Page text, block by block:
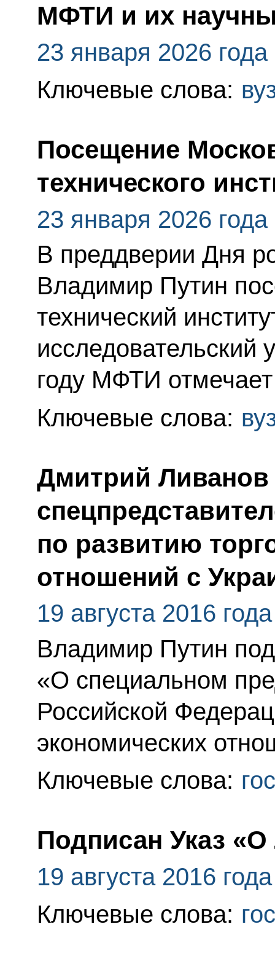
МФТИ и их
23 января 2026 года
Ключевые слова:
Посещение
технического
23 января 2026 года
В преддверии Дня
Владимир Путин
технический
исследовательский
году МФТИ
Ключевые слова:
Дмитрий Ливанов
по развитию
отношений с
19 августа 2016 года
Владимир Путин
«О специальном
Российской
экономических
Ключевые слова:
Подписан Указ
19 августа 2016 года
Ключевые слова: